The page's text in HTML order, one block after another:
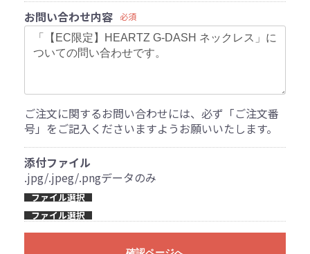
お問い合わせ内容 必須
ご注文に関するお問い合わせには、必ず「ご注文番
号」をご記入くださいますようお願いいたします。
添付ファイル
.jpg/.jpeg/.pngデータのみ
ファイル選択
ファイル選択